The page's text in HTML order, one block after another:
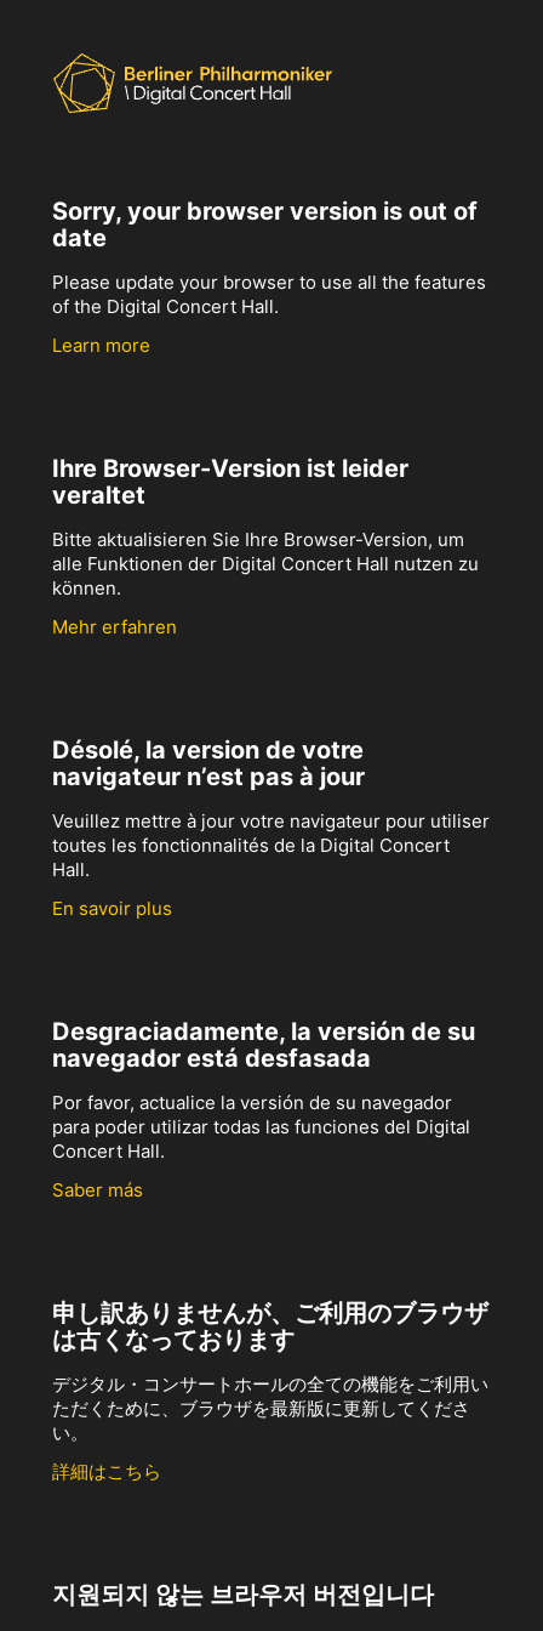
Sorry, your browser version is out of
date
Please update your browser to use all the features
of the Digital Concert Hall.
Learn more
Ihre Browser-Version ist leider
veraltet
Bitte aktualisieren Sie Ihre Browser-Version, um
alle Funktionen der Digital Concert Hall nutzen zu
können.
Mehr erfahren
Désolé, la version de votre
navigateur n’est pas à jour
Veuillez mettre à jour votre navigateur pour utiliser
toutes les fonctionnalités de la Digital Concert
Hall.
En savoir plus
Desgraciadamente, la versión de su
navegador está desfasada
Por favor, actualice la versión de su navegador
para poder utilizar todas las funciones del Digital
Concert Hall.
Saber más
申し訳ありませんが、ご利用のブラウザ
は古くなっております
デジタル・コンサートホールの全ての機能をご利用い
ただくために、ブラウザを最新版に更新してくださ
い。
詳細はこちら
지원되지 않는 브라우저 버전입니다